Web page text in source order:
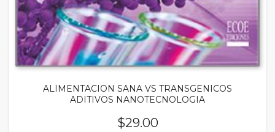
ALIMENTACION SANA VS TRANSGENICOS
ADITIVOS NANOTECNOLOGIA
$29.00